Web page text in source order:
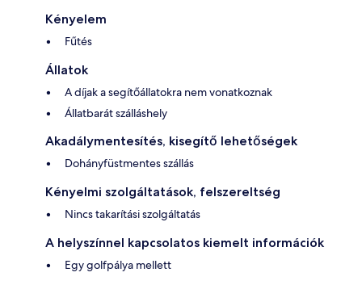
Kényelem
Fűtés
Állatok
A díjak a segítőállatokra nem vonatkoznak
Állatbarát szálláshely
Akadálymentesítés, kisegítő lehetőségek
Dohányfüstmentes szállás
Kényelmi szolgáltatások, felszereltség
Nincs takarítási szolgáltatás
A helyszínnel kapcsolatos kiemelt információk
Egy golfpálya mellett